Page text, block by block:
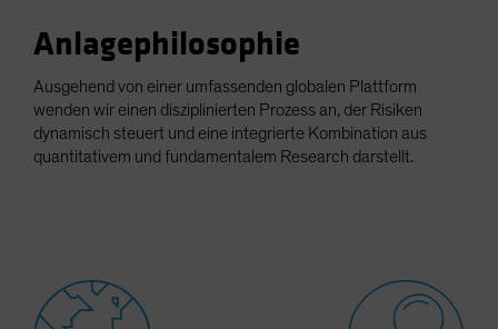
Anlagephilosophie
Ausgehend von einer umfassenden globalen Plattform
wenden wir einen disziplinierten Prozess an, der Risiken
dynamisch steuert und eine integrierte Kombination aus
quantitativem und fundamentalem Research darstellt.